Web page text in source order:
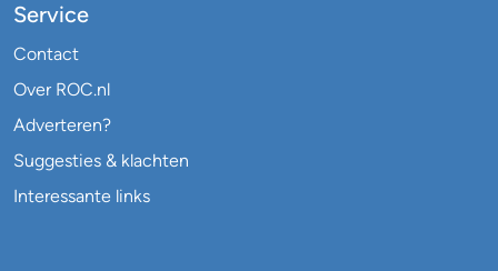
Service
Contact
Over ROC.nl
Adverteren?
Suggesties & klachten
Interessante links